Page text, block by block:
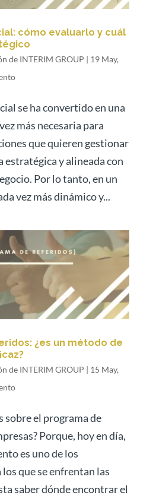
cómo evaluarlo y cuál
de INTERIM GROUP | 19 May,
se ha convertido en una
más necesaria para
que quieren gestionar
estratégica y alineada con
Por lo tanto, en un
vez más dinámico y...
¿es un método de
de INTERIM GROUP | 15 May,
sobre el programa de
Porque, hoy en día,
es uno de los
que se enfrentan las
saber dónde encontrar el